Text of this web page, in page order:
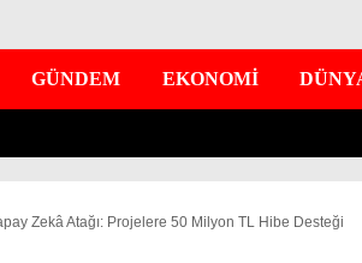
GÜNDEM EKONOMİ
Zekâ Atağı: Projelere 50 Milyon TL Hibe Desteği